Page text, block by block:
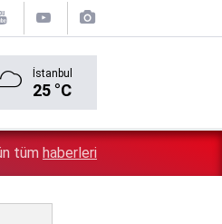
İstanbul
25 °C
demişti: Bakan
aldı!
tüm haberleri